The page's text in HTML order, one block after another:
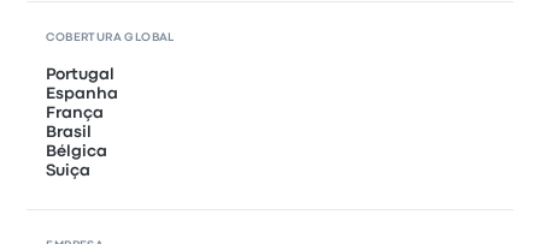
COBERTURA GLOBAL
Portugal
Espanha
França
Brasil
Bélgica
Suiça